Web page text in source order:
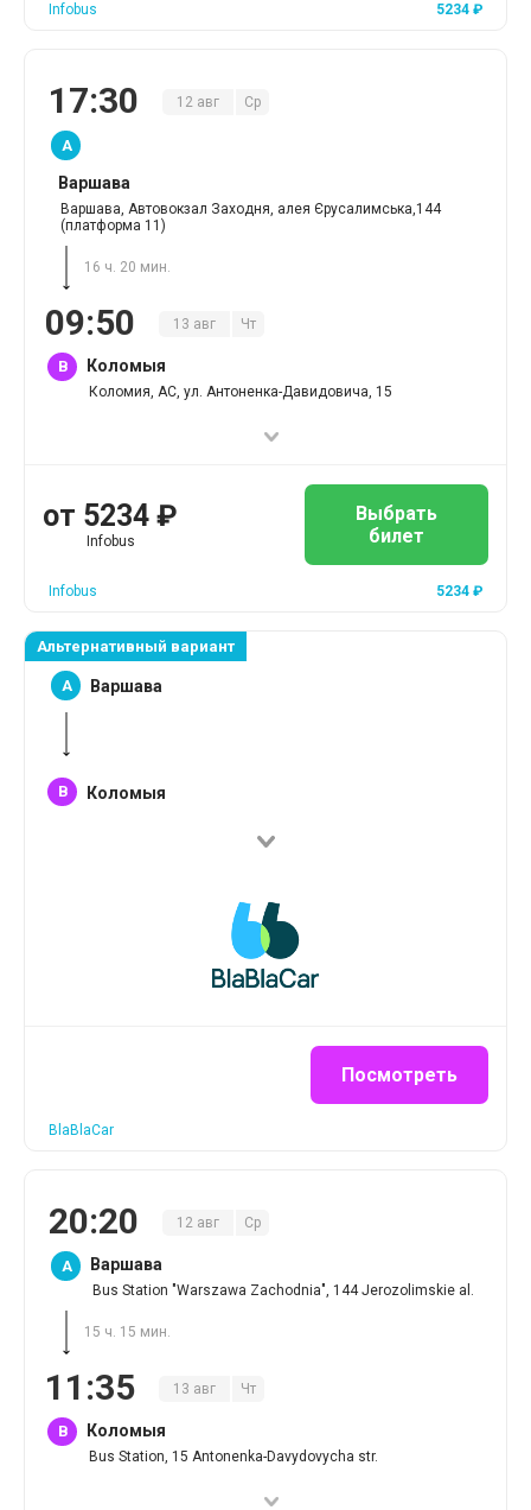
Infobus 5234 ₽
17:30 12 авг Ср
A
Варшава
Варшава, Автовокзал Заходня, алея Єрусалимська,144
(платформа 11)
16 ч. 20 мин.
09:50 13 авг Чт
B Коломыя
Коломия, АС, ул. Антоненка-Давидовича, 15
от 5234 ₽
Infobus
Выбрать
билет
Infobus 5234 ₽
Альтернативный вариант
A Варшава
B Коломыя
Посмотреть
BlaBlaCar
20:20 12 авг Ср
A Варшава
Bus Station "Warszawa Zachodnia", 144 Jerozolimskie al.
15 ч. 15 мин.
11 :35 13 авг Чт
B Коломыя
Bus Station, 15 Antonenka-Davydovycha str.